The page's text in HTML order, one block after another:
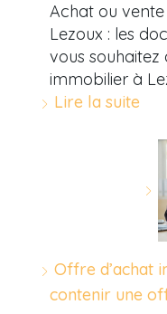
Achat ou
Lezoux : les
vous
immobilier à
Lire la suite
Offre d’achat
contenir une